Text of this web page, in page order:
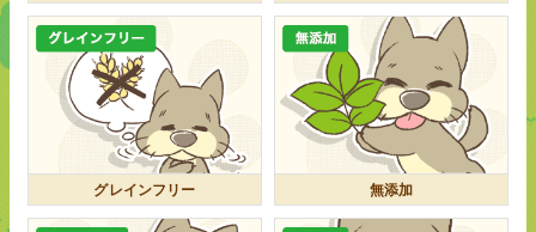
グレインフリー 無添加